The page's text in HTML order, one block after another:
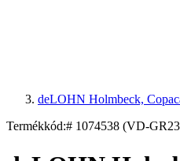
deLOHN Holmbeck,
Termékkód:# 1074538 (VD-